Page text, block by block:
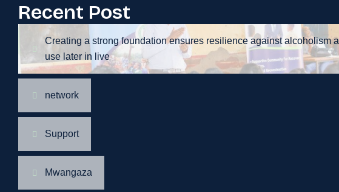
Recent Post
Creating a strong foundation ensures resilience against alcoholism
use later in live
network
Support
Mwangaza